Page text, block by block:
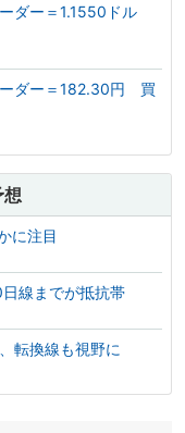
ーダー＝1.1550ドル
ーダー＝182.30円 買
に注目
線までが抵抗帯
転換線も視野に